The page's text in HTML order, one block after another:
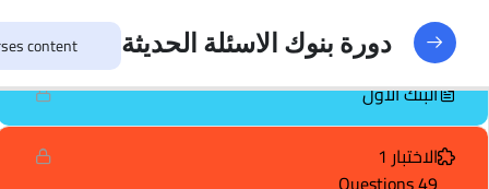
النماذج 188
البنك الأول
الاختبار 1
دورة بنوك الاسئلة الحديثة